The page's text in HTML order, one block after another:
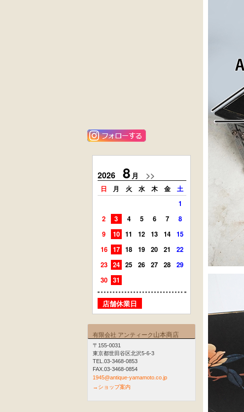
2026 8 月 >>
日 月 火 水 木 金
土
1
2
3 4 5 6 7
8
9
10 11 12 13 14
15
16
17 18 19 20 21
22
23
24 25 26 27 28
29
30
31
店舗休業日
月 火
8
15 16
21
28 29 30
有限会社 アンティーク 山本商店
〒155-0031
東京都世田谷区北沢5-6-3
TEL.03-3468-0853
FAX.03-3468-0854
1945@antique-yamamoto.co.jp
→ショップ案内